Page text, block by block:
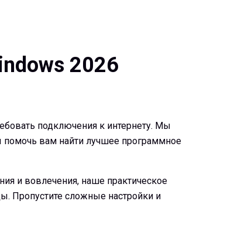
2026
подключения к интернету. Мы
помочь вам найти лучшее программное
и вовлечения, наше практическое
Пропустите сложные настройки и